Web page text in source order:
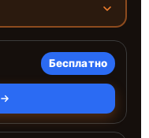
Бесплатно